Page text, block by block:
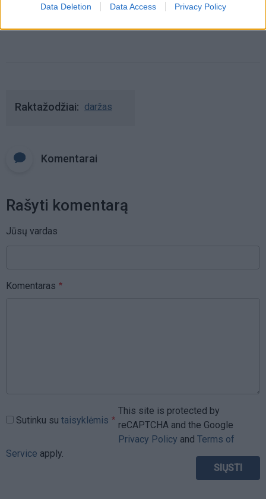
Data Deletion Data Access Privacy Policy
pasieks proveržį, kurio taip ilgai
Raktažodžiai daržas
Komentarai
Rašyti komentarą
Jūsų vardas
Komentaras
Sutinku su taisyklėmis
This site is protected by
reCAPTCHA and the Google
Privacy Policy and Terms of
Service apply.